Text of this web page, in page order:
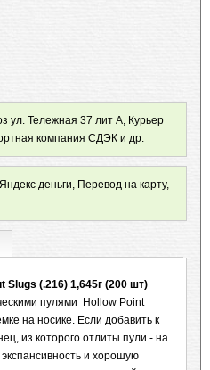
ул. Тележная 37 лит А, Курьер
компания СДЭК и др.
деньги, Перевод на карту,
Slugs (.216) 1,645г (200 шт)
пулями Hollow Point
на носике. Если добавить к
из которого отлиты пули - на
и хорошую